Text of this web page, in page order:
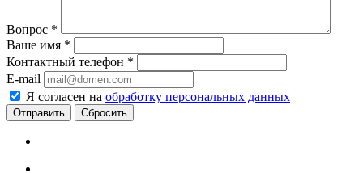
Вопрос *
Ваше имя *
Контактный телефон *
E-mail
Я согласен на обработку персональных данных
Сбросить